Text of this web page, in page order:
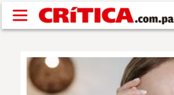
Pasar al contenido principal
SUCESOS